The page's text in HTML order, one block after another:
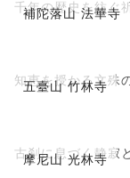
補陀落山 法華寺
千年の歴史を紡ぐ
五臺山 竹林寺
知恵を授かる文殊
摩尼山 光林寺
古刹に息づく静寂